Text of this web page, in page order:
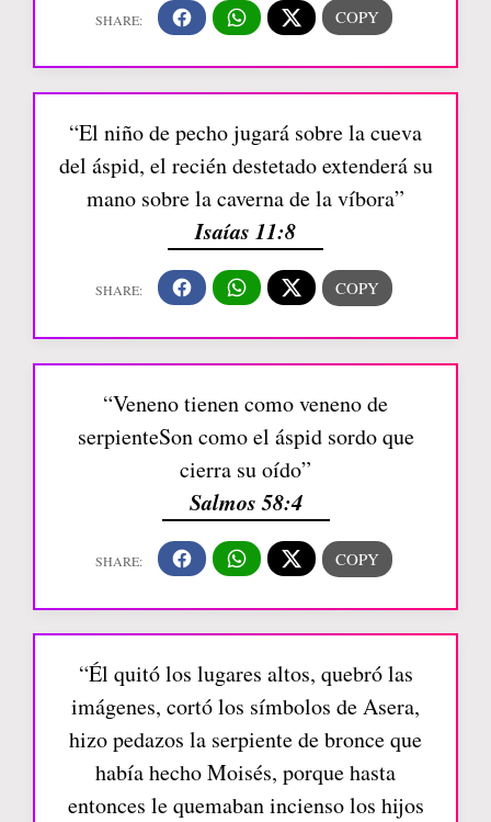
“El niño de pecho jugará sobre la cueva
del áspid, el recién destetado extenderá su
mano sobre la caverna de la víbora”
Isaías 11:8
“Veneno tienen como veneno de
serpienteSon como el áspid sordo que
cierra su oído”
Salmos 58:4
“Él quitó los lugares altos, quebró las
imágenes, cortó los símbolos de Asera,
hizo pedazos la serpiente de bronce que
había hecho Moisés, porque hasta
entonces le quemaban incienso los hijos